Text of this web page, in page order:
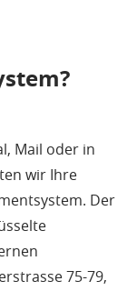
Mail oder in
wir Ihre
Der
75-79,